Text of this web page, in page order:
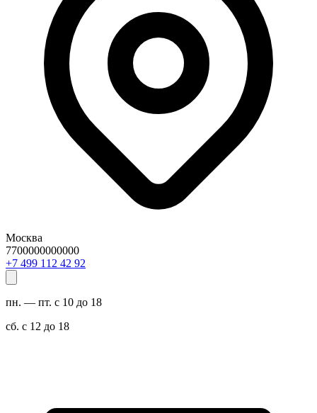
Москва
7700000000000
29 24 211 994 7+
пн. — пт. с 10 до 18
сб. с 12 до 18